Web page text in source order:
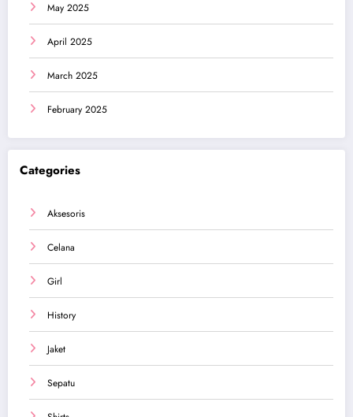
May 2025
April 2025
March 2025
February 2025
Categories
Aksesoris
Celana
Girl
History
Jaket
Sepatu